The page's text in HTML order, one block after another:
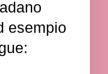
esempio